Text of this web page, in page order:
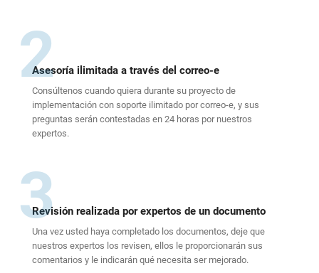
2
Asesoría ilimitada a través del correo-e
Consúltenos cuando quiera durante su proyecto de
implementación con soporte ilimitado por correo-e, y sus
preguntas serán contestadas en 24 horas por nuestros
expertos.
3
Revisión realizada por expertos de un documento
Una vez usted haya completado los documentos, deje que
nuestros expertos los revisen, ellos le proporcionarán sus
comentarios y le indicarán qué necesita ser mejorado.